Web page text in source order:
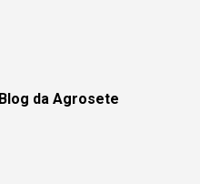
da Agrosete